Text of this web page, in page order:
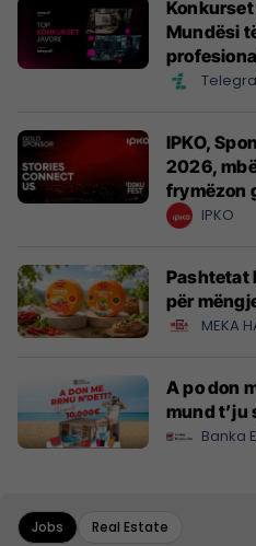
Konkurset
Mundësi
IPKO,
2026,
frymëzon
krijuesve
IPKO
Pashtetat
për
MEKA
A po don
mund t’ju
Banka
Jobs Real Estate